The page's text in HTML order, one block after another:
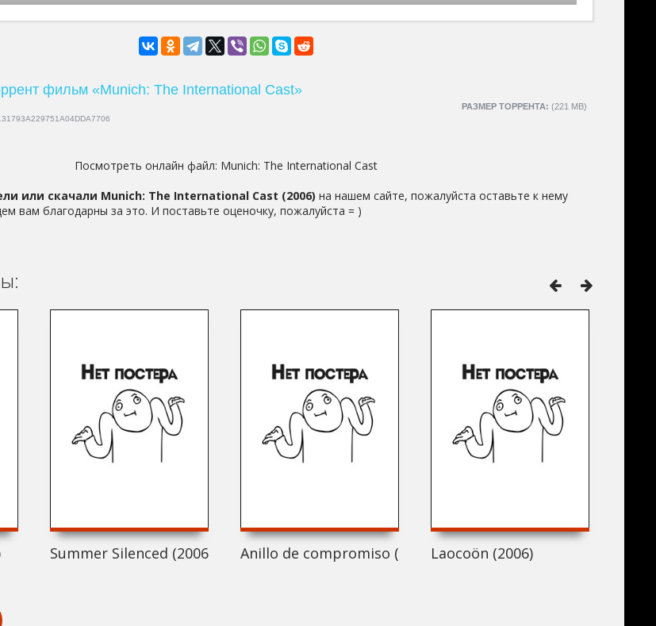
фильм «Munich: The International Cast»
РАЗМЕР ТОРРЕНТА: (221 MB)
Посмотреть онлайн файл: Munich: The International Cast
или скачали Munich: The International Cast (2006) на нашем сайте, пожалуйста оставьте к нему
вам благодарны за это. И поставьте оценочку, пожалуйста = )
Summer Silenced (2006) Anillo de compromiso (2006)Laocoön (2006)